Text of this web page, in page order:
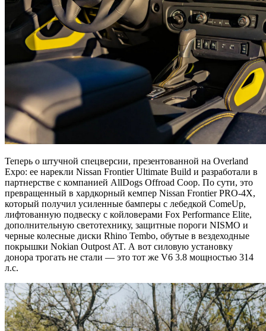
Теперь о штучной спецверсии, презентованной на Overland
Expo: ее нарекли Nissan Frontier Ultimate Build и разработали в
партнерстве с компанией AllDogs Offroad Coop. По сути, это
превращенный в хардкорный кемпер Nissan Frontier PRO-4X,
который получил усиленные бамперы с лебедкой ComeUp,
лифтованную подвеску с койловерами Fox Performance Elite,
дополнительную светотехнику, защитные пороги NISMO и
черные колесные диски Rhino Tembo, обутые в вездеходные
покрышки Nokian Outpost AT. А вот силовую установку
донора трогать не стали — это тот же V6 3.8 мощностью 314
л.с.